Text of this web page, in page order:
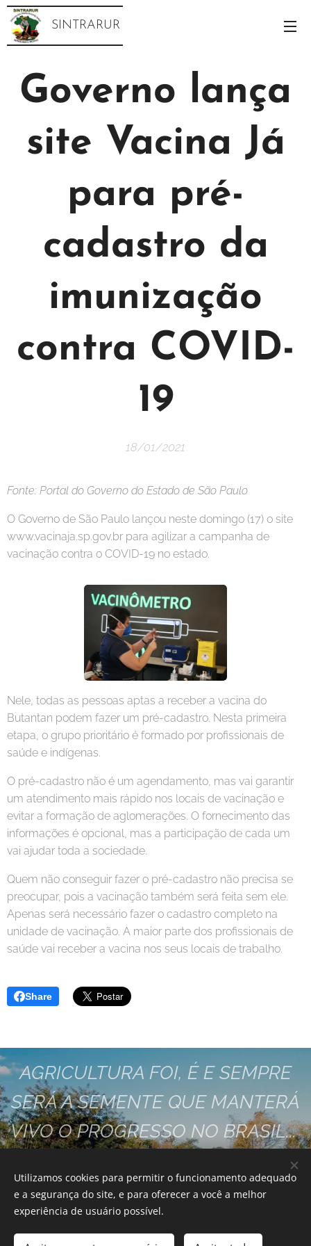
SINTRARUR
Governo lança
site Vacina Já
para pré-
cadastro da
imunização
contra COVID-
19
18/01/2021
Fonte: Portal do Governo do Estado de São Paulo
O Governo de São Paulo lançou neste domingo (17) o site
www.vacinaja.sp.gov.br para agilizar a campanha de
vacinação contra o COVID-19 no estado.
Nele, todas as pessoas aptas a receber a vacina do
Butantan podem fazer um pré-cadastro. Nesta primeira
etapa, o grupo prioritário é formado por profissionais de
saúde e indígenas.
O pré-cadastro não é um agendamento, mas vai garantir
um atendimento mais rápido nos locais de vacinação e
evitar a formação de aglomerações. O fornecimento das
informações é opcional, mas a participação de cada um
vai ajudar toda a sociedade.
Quem não conseguir fazer o pré-cadastro não precisa se
preocupar, pois a vacinação também será feita sem ele.
Apenas será necessário fazer o cadastro completo na
unidade de vacinação. A maior parte dos profissionais de
saúde vai receber a vacina nos seus locais de trabalho.
Share
AGRICULTURA FOI, É E SEMPRE
SERÁ A SEMENTE QUE MANTERÁ
VIVO O PROGRESSO NO BRASIL...
GERMINAR JUNTOS!!
SINTRARUR - SOROCABA
Este site foi desenvolvido por:
Utilizamos cookies para permitir o funcionamento adequado
e a segurança do site, e para oferecer a você a melhor
experiência de usuário possível.